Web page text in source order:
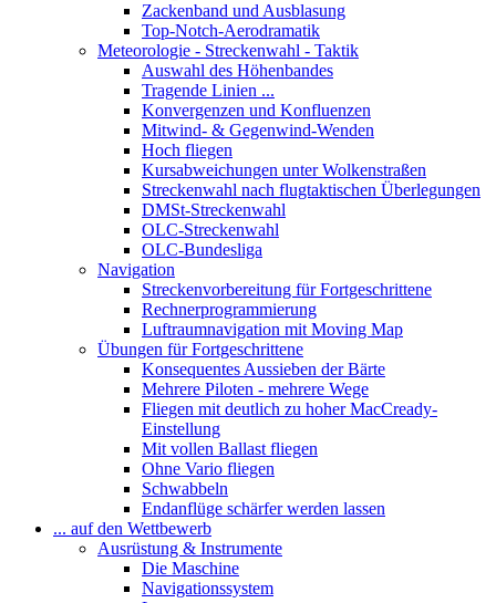
Zackenband und Ausblasung
Top-Notch-Aerodramatik
Meteorologie - Streckenwahl - Taktik
Auswahl des Höhenbandes
Tragende Linien ...
Konvergenzen und Konfluenzen
Mitwind- & Gegenwind-Wenden
Hoch fliegen
Kursabweichungen unter Wolkenstraßen
Streckenwahl nach flugtaktischen Überlegungen
DMSt-Streckenwahl
OLC-Streckenwahl
OLC-Bundesliga
Navigation
Streckenvorbereitung für Fortgeschrittene
Rechnerprogrammierung
Luftraumnavigation mit Moving Map
Übungen für Fortgeschrittene
Konsequentes Aussieben der Bärte
Mehrere Piloten - mehrere Wege
Fliegen mit deutlich zu hoher MacCready-
Einstellung
Mit vollen Ballast fliegen
Ohne Vario fliegen
Schwabbeln
Endanflüge schärfer werden lassen
... auf den Wettbewerb
Ausrüstung & Instrumente
Die Maschine
Navigationssystem